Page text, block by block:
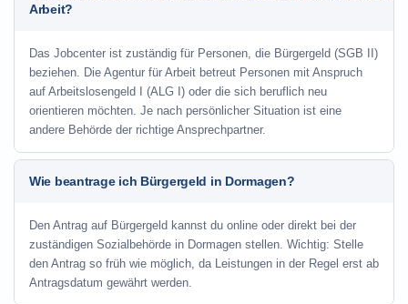
Arbeit?
Das Jobcenter ist zuständig für Personen, die Bürgergeld (SGB II)
beziehen. Die Agentur für Arbeit betreut Personen mit Anspruch
auf Arbeitslosengeld I (ALG I) oder die sich beruflich neu
orientieren möchten. Je nach persönlicher Situation ist eine
andere Behörde der richtige Ansprechpartner.
Wie beantrage ich Bürgergeld in Dormagen?
Den Antrag auf Bürgergeld kannst du online oder direkt bei der
zuständigen Sozialbehörde in Dormagen stellen. Wichtig: Stelle
den Antrag so früh wie möglich, da Leistungen in der Regel erst ab
Antragsdatum gewährt werden.